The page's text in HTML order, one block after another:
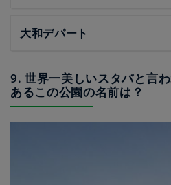
大和デパート
9. 世界一美しいスタバと言
あるこの公園の名前は？